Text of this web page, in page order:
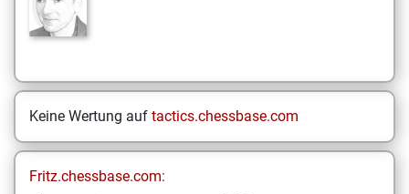
Keine Wertung auf tactics.chessbase.com
Fritz.chessbase.com: